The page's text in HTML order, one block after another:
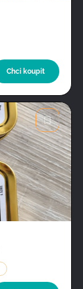
Chci koupit